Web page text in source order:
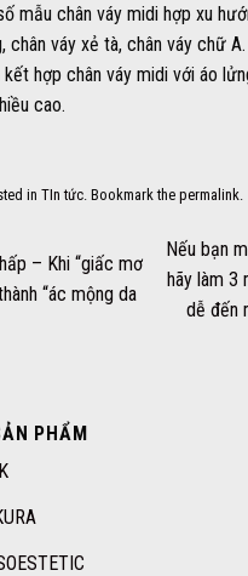
mẫu chân váy midi hợp xu
chân váy xẻ tà, chân váy chữ
hợp chân váy midi với áo
cao.
in TIn tức . Bookmark the permalink
– Khi “giấc mơ
“ác mộng da
Nếu bạn
hãy làm 3
dễ đến
PHẨM